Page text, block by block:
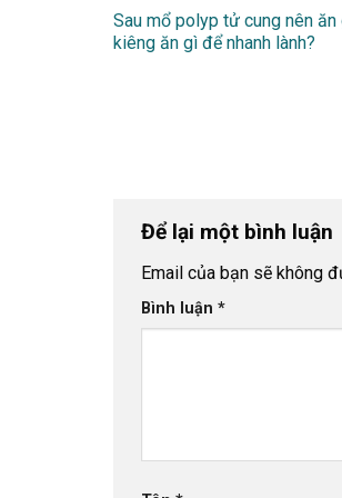
Sau mổ polyp tử cung nên ăn
kiêng ăn gì để nhanh lành?
Để lại một bình luận
Email của bạn sẽ không
Bình luận *